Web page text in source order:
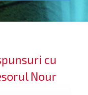
cu
Nour